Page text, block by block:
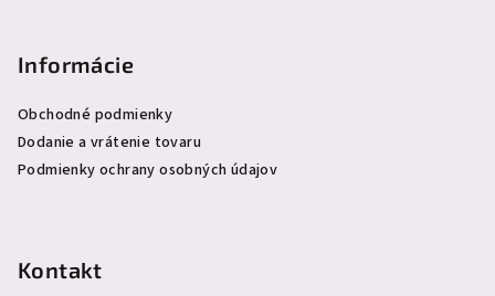
Informácie
Obchodné podmienky
Dodanie a vrátenie tovaru
Podmienky ochrany osobných údajov
Kontakt